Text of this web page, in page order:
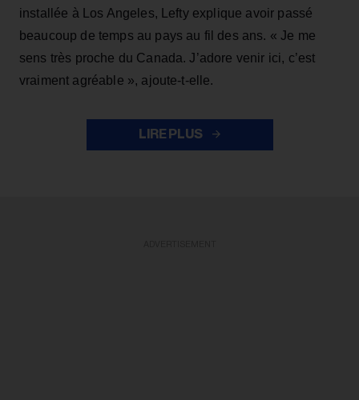
installée à Los Angeles, Lefty explique avoir passé
beaucoup de temps au pays au fil des ans. « Je me
sens très proche du Canada. J’adore venir ici, c’est
vraiment agréable », ajoute-t-elle.
LIRE PLUS